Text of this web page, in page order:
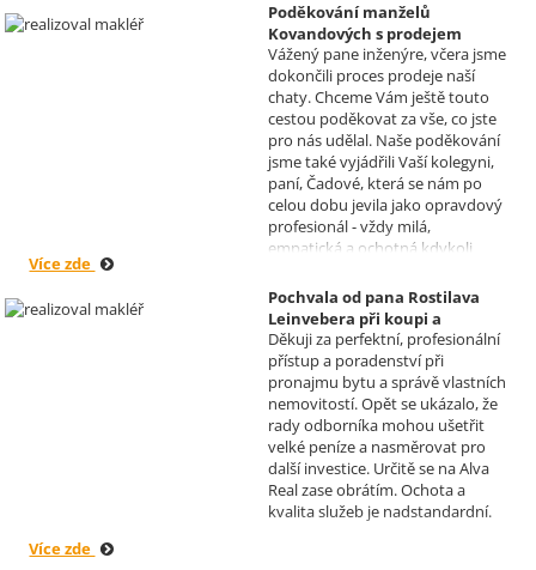
Poděkování manželů
Kovandových s prodejem
chaty v Osové Bítýšce
Realizoval makléř: David
Vašíček
Vážený pane inženýre, včera jsme
dokončili proces prodeje naší
chaty. Chceme Vám ještě touto
cestou poděkovat za vše, co jste
pro nás udělal. Naše poděkování
jsme také vyjádřili Vaší kolegyni,
paní, Čadové, která se nám po
celou dobu jevila jako opravdový
profesionál - vždy milá,
empatická a ochotná kdykoli
problému. Vaše společnost i Vy v
nás získáváte opravdu spokojené
klienty, kteří budou vaše služby
vždy doporučovat každému, kdo
je potřebuje. Věřím, že se na Vás
budeme moci obrátit i v případě
prodeje, který plánujeme v
budoucnu uskutečnit. Se
srdečným pozdravem a přáním
mnoho zdraví i úspěchů Vám
přejí manželé Kovandovi
Více zde
Pochvala od pana Rostilava
Leinvebera při koupi a
následném pronájmu
investiční nemovitosti
Realizoval makléř: David
Vašíček
Děkuji za perfektní, profesionální
přístup a poradenství při
pronajmu bytu a správě vlastních
nemovitostí. Opět se ukázalo, že
rady odborníka mohou ušetřit
velké peníze a nasměrovat pro
další investice. Určitě se na Alva
Real zase obrátím. Ochota a
kvalita služeb je nadstandardní.
Více zde